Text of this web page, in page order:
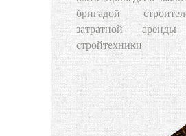
бригадой
затратной аренды
стройтехники